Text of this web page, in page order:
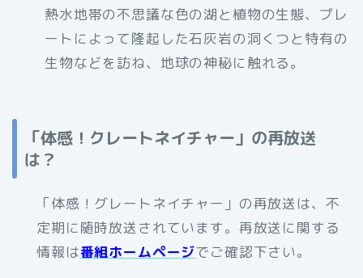
熱水地帯の不思議な色の湖と植物の生態、プレ
ートによって隆起した石灰岩の洞くつと特有の
生物などを訪ね、地球の神秘に触れる。
「体感！クレートネイチャー」の再放送
は？
「体感！グレートネイチャー」の再放送は、不
定期に随時放送されています。再放送に関する
情報は番組ホームページでご確認下さい。